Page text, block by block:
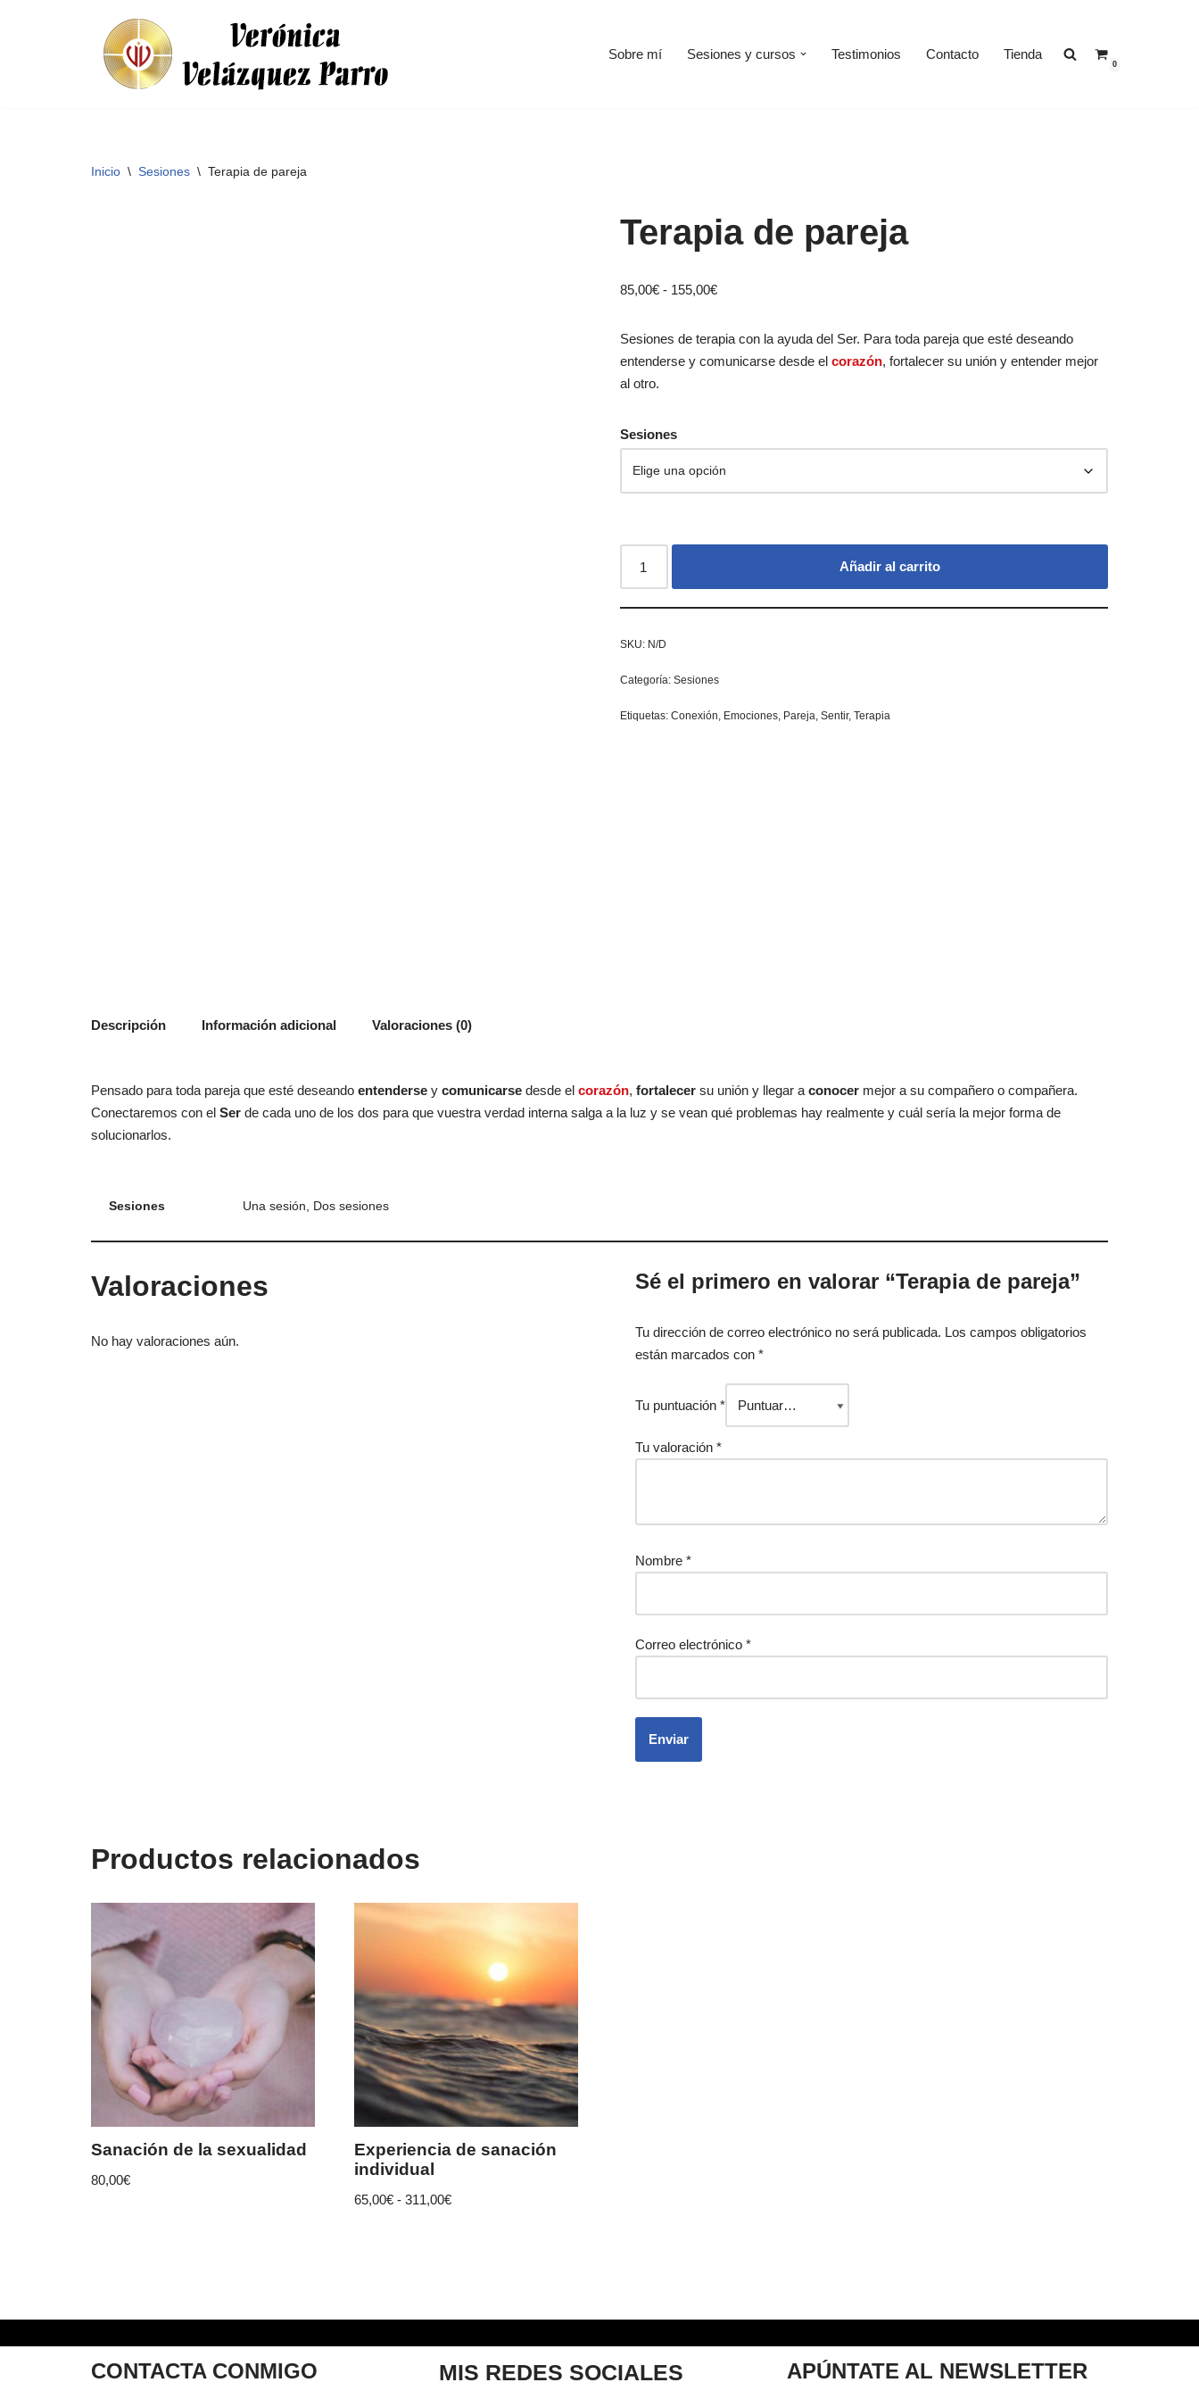
Sobre mí Sesiones y cursos Testimonios Contacto Tienda
0
Inicio \ Sesiones \ Terapia de pareja
Terapia de pareja
85,00€ - 155,00€
Sesiones de terapia con la ayuda del Ser. Para toda pareja que esté deseando
entenderse y comunicarse desde el corazón, fortalecer su unión y entender mejor
al otro.
Sesiones
Añadir al carrito
SKU: N/D
Categoría: Sesiones
Etiquetas: Conexión, Emociones, Pareja, Sentir, Terapia
Descripción Información adicional Valoraciones (0)
Pensado para toda pareja que esté deseando entenderse y comunicarse desde el corazón, fortalecer su unión y llegar a conocer mejor a su compañero o compañera.
Conectaremos con el Ser de cada uno de los dos para que vuestra verdad interna salga a la luz y se vean qué problemas hay realmente y cuál sería la mejor forma de
solucionarlos.
Sesiones Una sesión, Dos sesiones
Valoraciones
No hay valoraciones aún.
Sé el primero en valorar “Terapia de pareja”
Tu dirección de correo electrónico no será publicada. Los campos obligatorios
están marcados con *
Tu puntuación *
Tu valoración *
Nombre *
Correo electrónico *
Productos relacionados
Sanación de la sexualidad
80,00€
Experiencia de sanación
individual
65,00€ - 311,00€
CONTACTA CONMIGO MIS REDES SOCIALES APÚNTATE AL NEWSLETTER